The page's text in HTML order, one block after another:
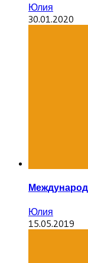
Юлия
30.01.2020
Юлия
15.05.2019